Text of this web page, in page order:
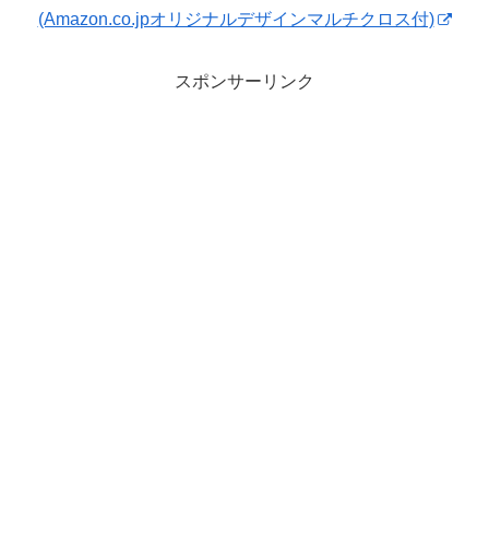
(Amazon.co.jpオリジナルデザインマルチクロス付)
スポンサーリンク